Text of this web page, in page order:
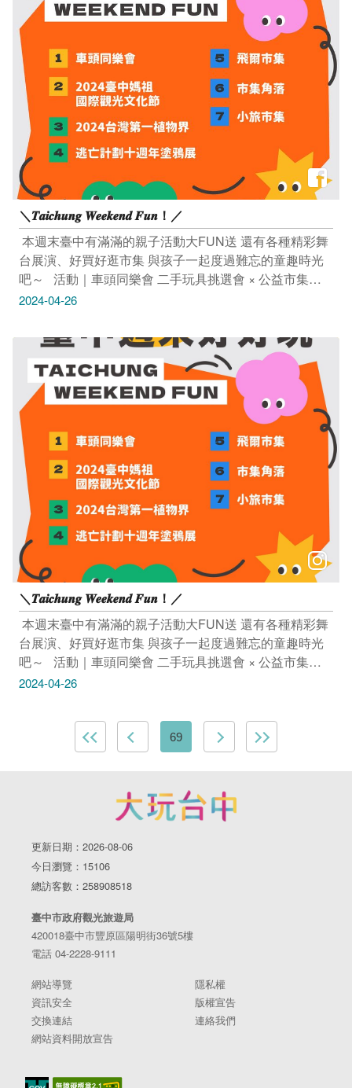
＼𝑻𝒂𝒊𝒄𝒉𝒖𝒏𝒈 𝑾𝒆𝒆𝒌𝒆𝒏𝒅 𝑭𝒖𝒏！／
​ 本週末臺中有滿滿的親子活動大FUN送 還有各種精彩舞
台展演、好買好逛市集 與孩子一起度過難忘的童趣時光
吧～ ​ ​ 活動｜車頭同樂會 二手玩具挑選會 × 公益市集
4/27(六) 14:30～16:40 ​ 小小消防員體驗營 4/27(六) 早場
名，共2場)年齡限制：3-10歲 加入樂酷童萌官方LINE，
填寫線上表單 ※須完成繳費，才算報名成功唷 臺中驛鐵
道文化園區 舊軌小舞台 (臺中市中區台灣大道一段1號) 活
動連結：https://reurl.cc/xagpy1 --------------------------------
活動｜2024臺中媽祖國際觀光文化節-宮廟風華 萬春宮．
台中媽祖 4/26(五) 主演出19:00 萬春宮 (臺中市中區成功
路212號) ​ 南興宮媽祖廟 4/27(六) 主演出19:00 南興宮 (臺
中市北屯區南興園路1號) 活動連結：
https://reurl.cc/jWqy1Z -------------------------------- 展覽｜
2024台灣第一植物界 4/26(五)—4/27(六) 10:00～18:00、
4/28(日)10:00～17:00 台中國際展覽館 (臺中市烏日區中
山路三段1號) 活動連結：https://reurl.cc/70yKRk -----------
--------------------- 展覽｜逃亡計劃十週年塗鴉展 4/20(六)—
8/31(六) 𝗔 展區｜PARK2 草悟廣場 (臺中市西區英才路
534號B1) 𝗕 展區｜台中第二市場(臺中市中區三民路二段
87號） 𝗖 展區｜新民街倉庫(臺中市中區建國段/8、10號
倉庫） 活動連結：https://reurl.cc/NQXYVn -------------------
------------- 市集｜飛爾市集 4/26(五)—4/28(日) 11:00～
17:00 一德洋樓 林懋陽故居 (臺中市北屯區文昌東十一街
14巷1號) 活動連結：https://reurl.cc/MOZ30m ----------------
20:00 臺中驛鐵道文化園區 (臺中市中區台灣大道一段1
號) 活動連結：https://www.tcrp.com.tw/activity/59 ----------
11:00～20:00 臺中驛鐵道文化園區 (臺中市中區台灣大道
一段1號) 活動連結：https://www.tcrp.com.tw/activity/59
2024-04-26
＼𝑻𝒂𝒊𝒄𝒉𝒖𝒏𝒈 𝑾𝒆𝒆𝒌𝒆𝒏𝒅 𝑭𝒖𝒏！／
​ 本週末臺中有滿滿的親子活動大FUN送 還有各種精彩舞
台展演、好買好逛市集 與孩子一起度過難忘的童趣時光
吧～ ​ ​ 活動｜車頭同樂會 二手玩具挑選會 × 公益市集
4/27(六) 14:30～16:40 ​ 小小消防員體驗營 4/27(六) 早場
名，共2場)年齡限制：3-10歲 加入樂酷童萌官方LINE，
填寫線上表單 ※須完成繳費，才算報名成功唷 臺中驛鐵
道文化園區 舊軌小舞台 (臺中市中區台灣大道一段1號) 活
活動｜2024臺中媽祖國際觀光文化節-宮廟風華 萬春宮．
台中媽祖 4/26(五) 主演出19:00 萬春宮 (臺中市中區成功
中市北屯區南興園路1號) 活動連結：
https://reurl.cc/jWqy1Z -------------------------------- 展覽｜
2024台灣第一植物界 4/26(五)—4/27(六) 10:00～18:00、
山路三段1號) 活動連結：https://reurl.cc/70yKRk -----------
--------------------- 展覽｜逃亡計劃十週年塗鴉展 4/20(六)—
8/31(六) 𝗔 展區｜PARK2 草悟廣場 (臺中市西區英才路
534號B1) 𝗕 展區｜台中第二市場(臺中市中區三民路二段
87號） 𝗖 展區｜新民街倉庫(臺中市中區建國段/8、10號
倉庫） 活動連結：https://reurl.cc/NQXYVn -------------------
------------- 市集｜飛爾市集 4/26(五)—4/28(日) 11:00～
14巷1號) 活動連結：https://reurl.cc/MOZ30m ----------------
2024-04-26
69
更新日期：2026-08-06
今日瀏覽：15106
總訪客數：258908518
臺中市政府觀光旅遊局
420018臺中市豐原區陽明街36號5樓
電話 04-2228-9111
網站導覽
隱私權
資訊安全
版權宣告
交換連結
連絡我們
網站資料開放宣告